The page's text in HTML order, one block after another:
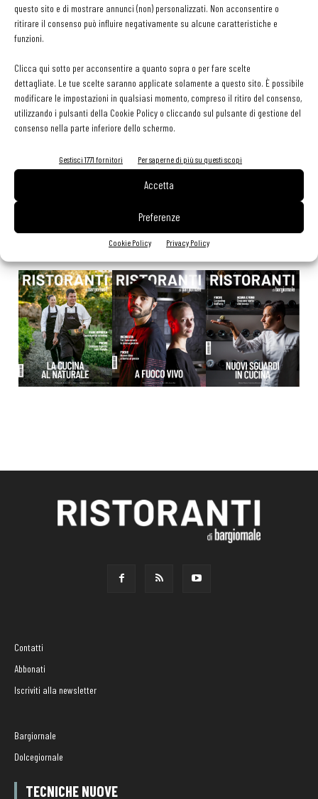
questo sito e di mostrare annunci (non) personalizzati. Non acconsentire o
ritirare il consenso può influire negativamente su alcune caratteristiche e
funzioni.
Clicca qui sotto per acconsentire a quanto sopra o per fare scelte
dettagliate. Le tue scelte saranno applicate solamente a questo sito. È possibile
modificare le impostazioni in qualsiasi momento, compreso il ritiro del consenso,
utilizzando i pulsanti della Cookie Policy o cliccando sul pulsante di gestione del
consenso nella parte inferiore dello schermo.
Gestisci 1771 fornitori Per saperne di più su questi scopi
Accetta
Preferenze
Cookie Policy Privacy Policy
GLI ARTICOLI PIÙ LETTI
Sogemi rafforza i servizi per la ristorazione: orario esteso e
tessera gratuita per i professionisti HoReCa
29 Luglio 2026
Aperti per ferie. Buoni indirizzi da Nord a Sud per godersi le
vacanze (o da scorprire se si è in vacanza)
modifiche alle Linee Guida dell’Antitrust
Contatti
Abbonati
Iscriviti alla newsletter
Bargiornale
Dolcegiornale
TECNICHE NUOVE